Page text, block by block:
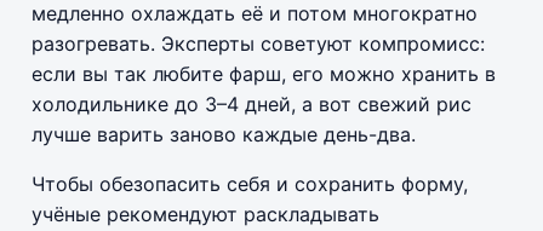
медленно охлаждать её и потом многократно
разогревать. Эксперты советуют компромисс:
если вы так любите фарш, его можно хранить в
холодильнике до 3–4 дней, а вот свежий рис
лучше варить заново каждые день-два.
Чтобы обезопасить себя и сохранить форму,
учёные рекомендуют раскладывать